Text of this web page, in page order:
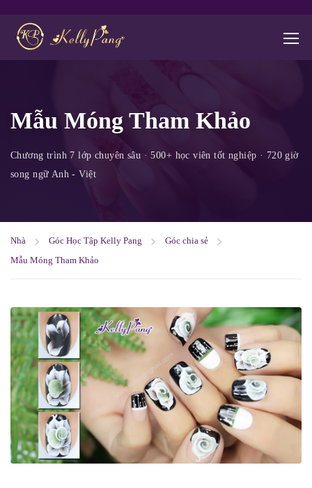
Mẫu Móng Tham Khảo
Nhà Góc Học Tập Kelly Pang
Góc chia sẻ
Mẫu Móng Tham Khảo